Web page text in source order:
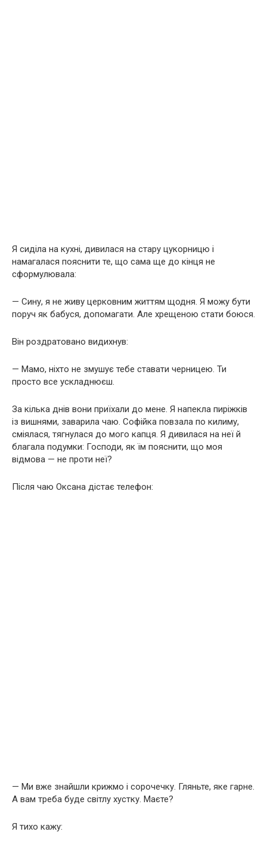
Я сиділа на кухні, дивилася на стару цукорницю і
намагалася пояснити те, що сама ще до кінця не
сформулювала:
— Сину, я не живу церковним життям щодня. Я можу бути
поруч як бабуся, допомагати. Але хрещеною стати боюся.
Він роздратовано видихнув:
— Мамо, ніхто не змушує тебе ставати черницею. Ти
просто все ускладнюєш.
За кілька днів вони приїхали до мене. Я напекла пиріжків
із вишнями, заварила чаю. Софійка повзала по килиму,
сміялася, тягнулася до мого капця. Я дивилася на неї й
благала подумки: Господи, як їм пояснити, що моя
відмова — не проти неї?
Після чаю Оксана дістає телефон:
— Ми вже знайшли крижмо і сорочечку. Гляньте, яке гарне.
А вам треба буде світлу хустку. Маєте?
Я тихо кажу: